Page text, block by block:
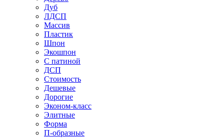
Дуб
ЛДСП
Массив
Пластик
Шпон
Экошпон
С патиной
ДСП
Стоимость
Дешевые
Дорогие
Эконом-класс
Элитные
Форма
П-образные